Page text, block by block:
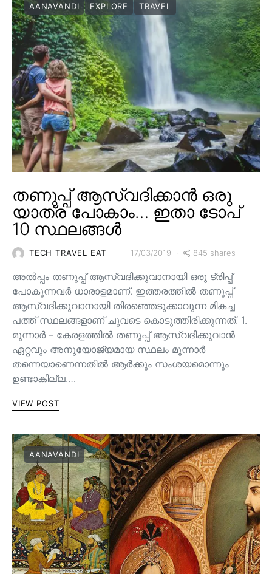
AANAVANDI EXPLORE TRAVEL
തണുപ്പ് ആസ്വദിക്കാൻ ഒരു
യാത്ര പോകാം… ഇതാ ടോപ്
10 സ്ഥലങ്ങൾ
TECH TRAVEL EAT 17/03/2019 845 shares
അൽപ്പം തണുപ്പ് ആസ്വദിക്കുവാനായി ഒരു ട്രിപ്പ്
പോകുന്നവർ ധാരാളമാണ്. ഇത്തരത്തിൽ തണുപ്പ്
ആസ്വദിക്കുവാനായി തിരഞ്ഞെടുക്കാവുന്ന മികച്ച
പത്ത് സ്ഥലങ്ങളാണ് ചുവടെ കൊടുത്തിരിക്കുന്നത്. 1.
മൂന്നാർ – കേരളത്തിൽ തണുപ്പ് ആസ്വദിക്കുവാൻ
ഏറ്റവും അനുയോജ്യമായ സ്ഥലം മൂന്നാർ
തന്നെയാണെന്നതിൽ ആർക്കും സംശയമൊന്നും
ഉണ്ടാകില്ല.…
VIEW POST
AANAVANDI